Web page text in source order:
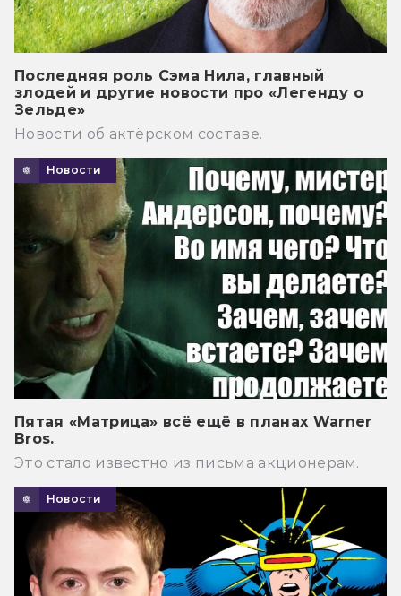
Последняя роль Сэма Нила, главный
злодей и другие новости про «Легенду о
Зельде»
Новости об актёрском составе.
Новости
Пятая «Матрица» всё ещё в планах Warner
Bros.
Это стало известно из письма акционерам.
Новости